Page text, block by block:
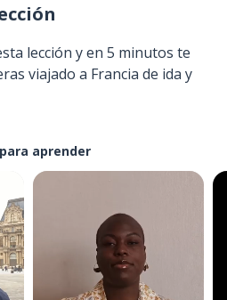
lección y en 5 minutos te
viajado a Francia de ida y
aprender